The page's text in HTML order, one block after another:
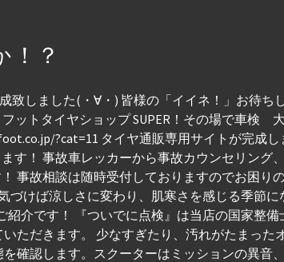
！？
致しました(・∀・) 皆様の「イイネ！」お待ち
ットタイヤショップ SUPER！その場で車検
?cat=11 タイヤ通販専用サイトが完成
す！ 事故車レッカーから事故カウンセリン
事故相談は随時受付しておりますのでお困り
ば涼しさに変わり、肌寒さを感じる季節に
介です！ 『ついでに点検』は当店の国家整
ただきます。 少なすぎたり、汚れがたまった
確認します。スクーターはミッションの異音